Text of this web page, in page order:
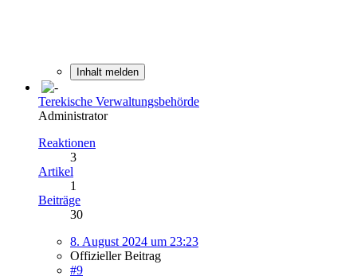
Inhalt melden
Terekische Verwaltungsbehörde
Administrator
Reaktionen
3
Artikel
1
Beiträge
30
8. August 2024 um 23:23
Offizieller Beitrag
#9